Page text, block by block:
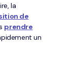
la
de
prendre
un